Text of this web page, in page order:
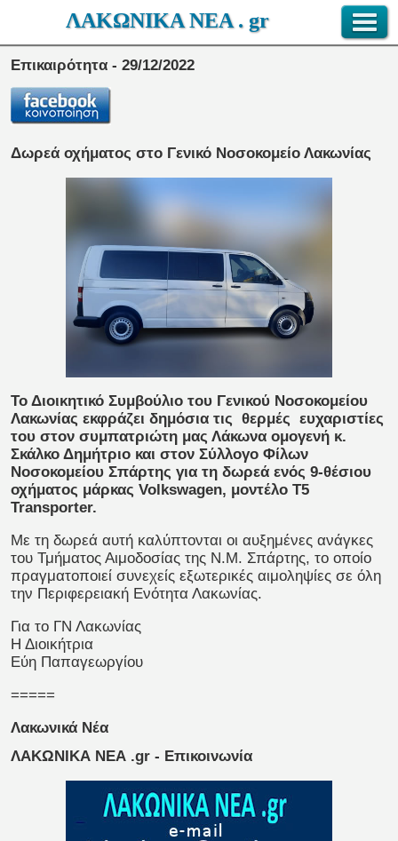
ΛΑΚΩΝΙΚΑ ΝΕΑ . gr
Επικαιρότητα - 29/12/2022
Δωρεά οχήματος στο Γενικό Νοσοκομείο Λακωνίας
Το Διοικητικό Συμβούλιο του Γενικού Νοσοκομείου
Λακωνίας εκφράζει δημόσια τις θερμές ευχαριστίες
του στον συμπατριώτη μας Λάκωνα ομογενή κ.
Σκάλκο Δημήτριο και στον Σύλλογο Φίλων
Νοσοκομείου Σπάρτης για τη δωρεά ενός 9-θέσιου
οχήματος μάρκας Volkswagen, μοντέλο Τ5
Transporter.
Με τη δωρεά αυτή καλύπτονται οι αυξημένες ανάγκες
του Τμήματος Αιμοδοσίας της Ν.Μ. Σπάρτης, το οποίο
πραγματοποιεί συνεχείς εξωτερικές αιμοληψίες σε όλη
την Περιφερειακή Ενότητα Λακωνίας.
Για το ΓΝ Λακωνίας
Η Διοικήτρια
Εύη Παπαγεωργίου
=====
Λακωνικά Νέα
ΛΑΚΩΝΙΚΑ ΝΕΑ .gr - Επικοινωνία